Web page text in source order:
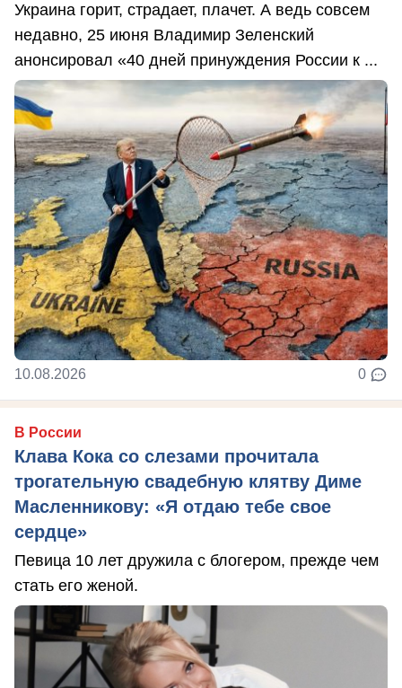
Украина горит, страдает, плачет. А ведь совсем
недавно, 25 июня Владимир Зеленский
анонсировал «40 дней принуждения России к ...
10.08.2026 0
В России
Клава Кока со слезами прочитала
трогательную свадебную клятву Диме
Масленникову: «Я отдаю тебе свое
сердце»
Певица 10 лет дружила с блогером, прежде чем
стать его женой.